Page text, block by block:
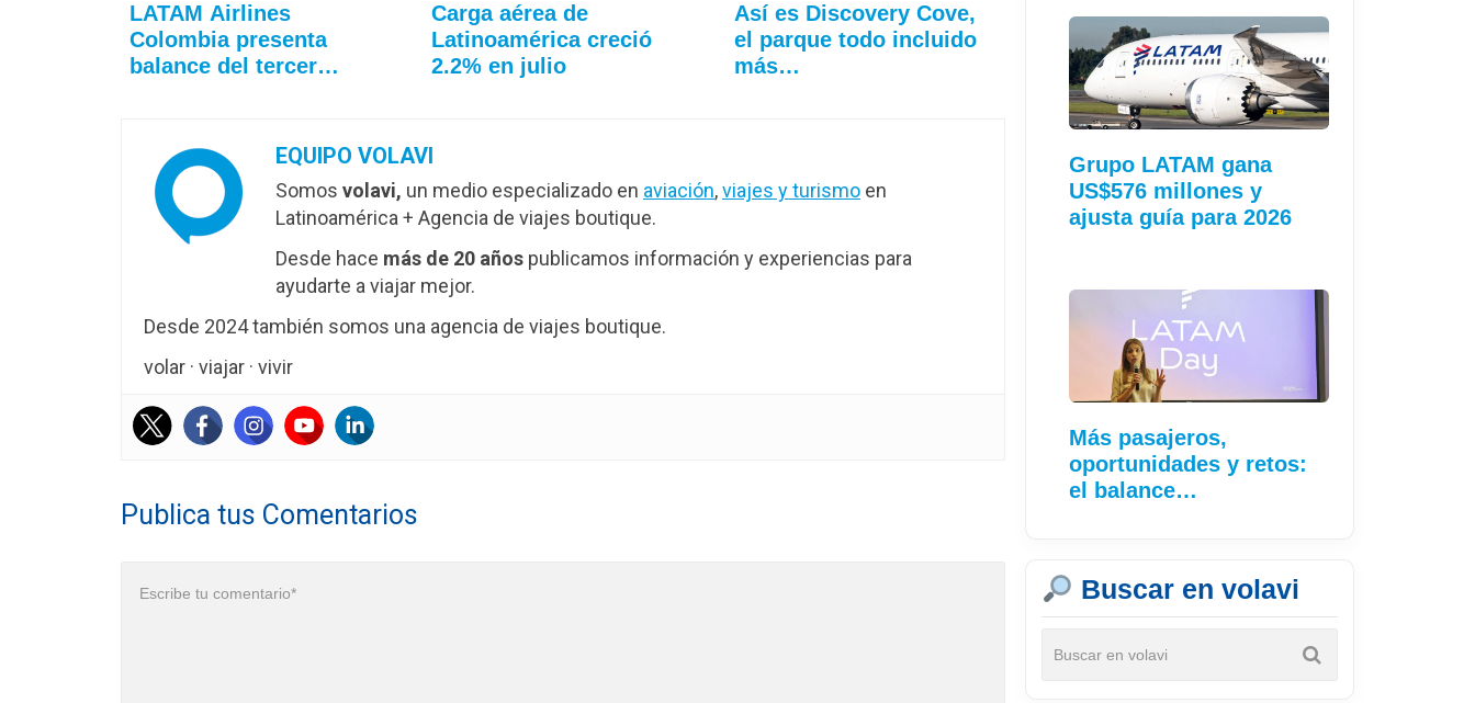
LATAM Airlines
Colombia presenta
balance del tercer…
Carga aérea de
Latinoamérica creció
2.2% en julio
Así es Discovery Cove,
el parque todo incluido
más…
EQUIPO VOLAVI
Somos volavi, un medio especializado en aviación,viajes y turismo en
Latinoamérica + Agencia de viajes boutique.
Desde hace más de 20 años publicamos información y experiencias para
ayudarte a viajar mejor.
Desde 2024 también somos una agencia de viajes boutique.
volar · viajar · vivir
Publica tus Comentarios
Grupo LATAM gana
US$576 millones y
ajusta guía para 2026
Más pasajeros,
oportunidades y retos:
el balance…
Buscar en volavi